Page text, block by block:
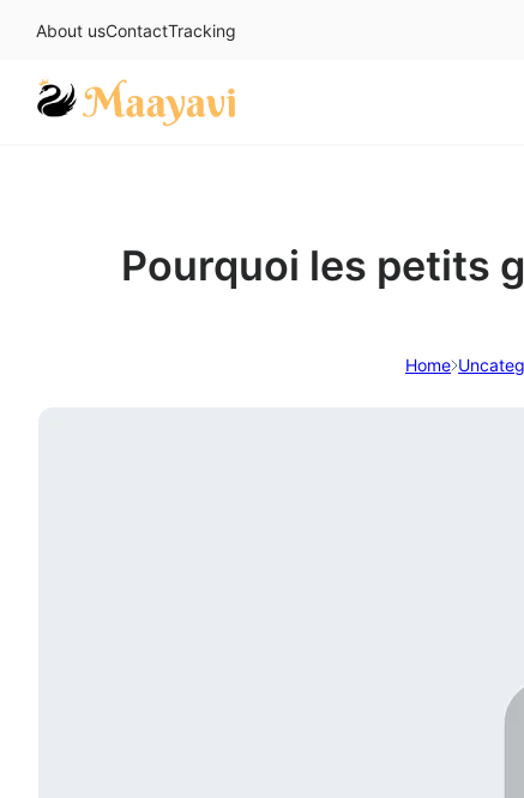
About usContactTracking
Pourquoi les petits
Home